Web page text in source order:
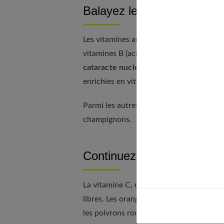
Balayez les risques grâce
Les vitamines antioxydantes ne sont
vitamines B (acide nicotinique,
cataracte nucléaire, la forme qui
enrichies en vitamines au petit-
Parmi les autres sources de vitamines
champignons.
Continuez avec la vitamine
La vitamine C, un autre antioxydant,
libres. Les oranges, le citron, les
les poivrons rouges sont tous de très